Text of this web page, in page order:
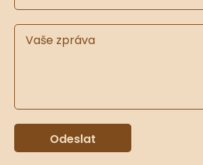
Odeslat